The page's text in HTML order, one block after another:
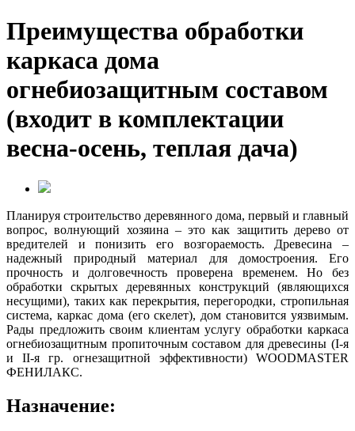
Преимущества обработки
каркаса дома
огнебиозащитным составом
(входит в комплектации
весна-осень, теплая дача)
Планируя строительство деревянного дома, первый и главный
вопрос, волнующий хозяина – это как защитить дерево от
вредителей и понизить его возгораемость. Древесина –
надежный природный материал для домостроения. Его
прочность и долговечность проверена временем. Но без
обработки скрытых деревянных конструкций (являющихся
несущими), таких как перекрытия, перегородки, стропильная
система, каркас дома (его скелет), дом становится уязвимым.
Рады предложить своим клиентам услугу обработки каркаса
огнебиозащитным пропиточным составом для древесины (I-я
и II-я гр. огнезащитной эффективности) WOODMASTER
ФЕНИЛАКС.
Назначение: